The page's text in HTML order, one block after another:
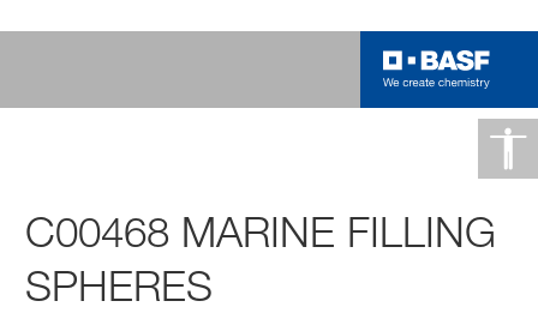
C00468 MARINE FILLING
SPHERES